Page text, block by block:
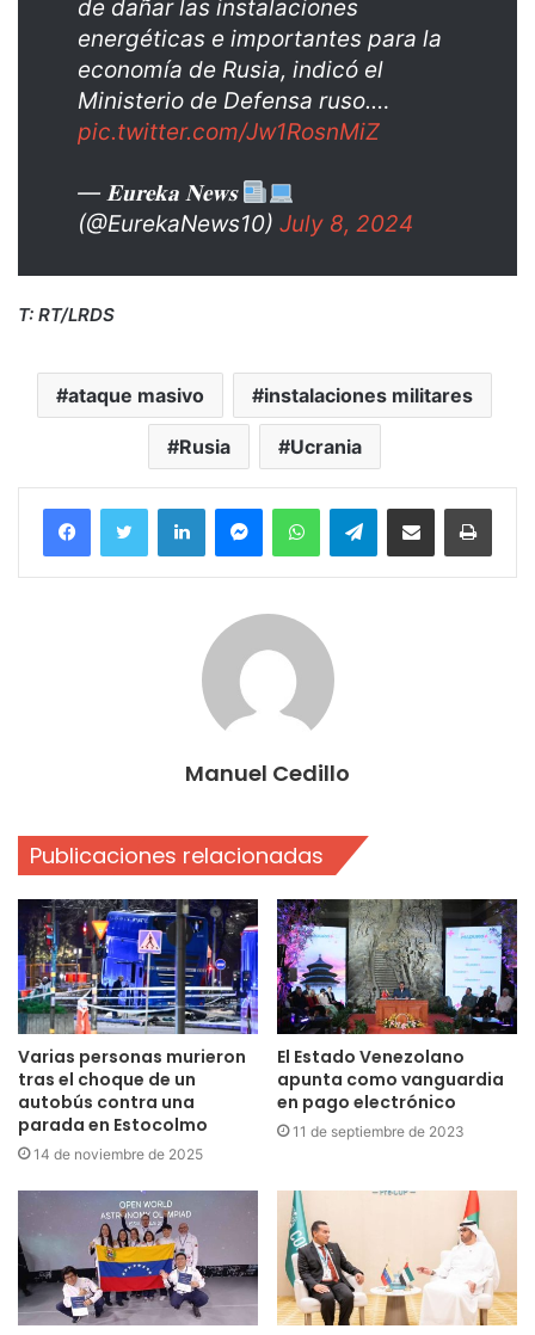
de dañar las instalaciones
energéticas e importantes para la
economía de Rusia, indicó el
Ministerio de Defensa ruso.…
pic.twitter.com/Jw1RosnMiZ
— 𝐄𝐮𝐫𝐞𝐤𝐚 𝐍𝐞𝐰𝐬
(@EurekaNews10) July 8, 2024
T: RT/LRDS
ataque masivo instalaciones militares
Rusia Ucrania
FacebookTwitter LinkedInMessengerWhatsAppTelegramCompartir por correo electrónico
Manuel Cedillo
Publicaciones relacionadas
Varias personas murieron
tras el choque de un
autobús contra una
parada en Estocolmo
14 de noviembre de 2025
El Estado Venezolano
apunta como vanguardia
en pago electrónico
11 de septiembre de 2023